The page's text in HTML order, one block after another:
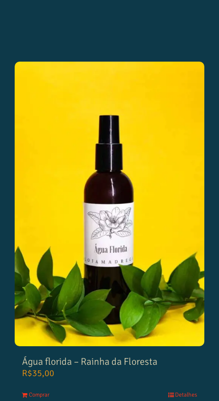
Água florida – Rainha da Floresta
R$35,00
Comprar Detalhes